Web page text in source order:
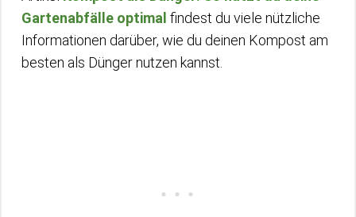
Gartenabfälle optimal findest du viele nützliche
Informationen darüber, wie du deinen Kompost am
besten als Dünger nutzen kannst.